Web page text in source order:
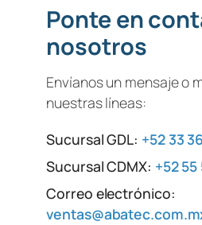
Ponte en
nosotros
Envíanos un mensaje o
nuestras líneas:
Sucursal GDL: +52 33
Sucursal CDMX: +52
Correo electrónico: